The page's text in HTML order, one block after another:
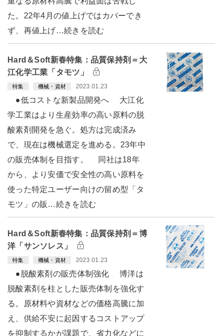
た。22年4月の値上げではカバーでき
ず、再値上げ…続きを読む
Hard＆Soft新春特集：品質保持剤＝大
江化学工業「タモツ」
特集 機械・資材 2023.01.23
●低コストな新製品開発へ 大江化
学工業はより生産効率の高い原料の脱
酸素剤開発を急ぐ。処方は完成済み
で、現在は機械選定を進める。23年中
の販売体制を目指す。 同社は18年
から、より安価で安全性の高い原料を
使った特定ユーザー向けの留め型「タ
モツ」の販…続きを読む
Hard＆Soft新春特集：品質保持剤＝博
洋「サンソレス」
特集 機械・資材 2023.01.23
●脱酸素剤の販売体制強化 博洋は
脱酸素剤を柱とした販売体制を強化す
る。原材料や資材などの価格高騰に加
え、供給不安に起因するコストアップ
を抑制するかが課題で、省力化などに